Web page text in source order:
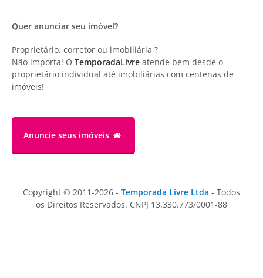
Quer anunciar seu imóvel?
Proprietário, corretor ou imobiliária ?
Não importa! O TemporadaLivre atende bem desde o
proprietário individual até imobiliárias com centenas de
imóveis!
Anuncie seus imóveis
Copyright © 2011-2026 - Temporada Livre Ltda - Todos
os Direitos Reservados. CNPJ 13.330.773/0001-88